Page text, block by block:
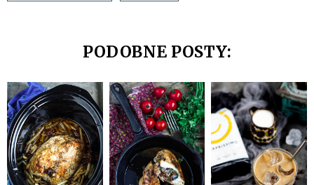
PODOBNE POSTY: